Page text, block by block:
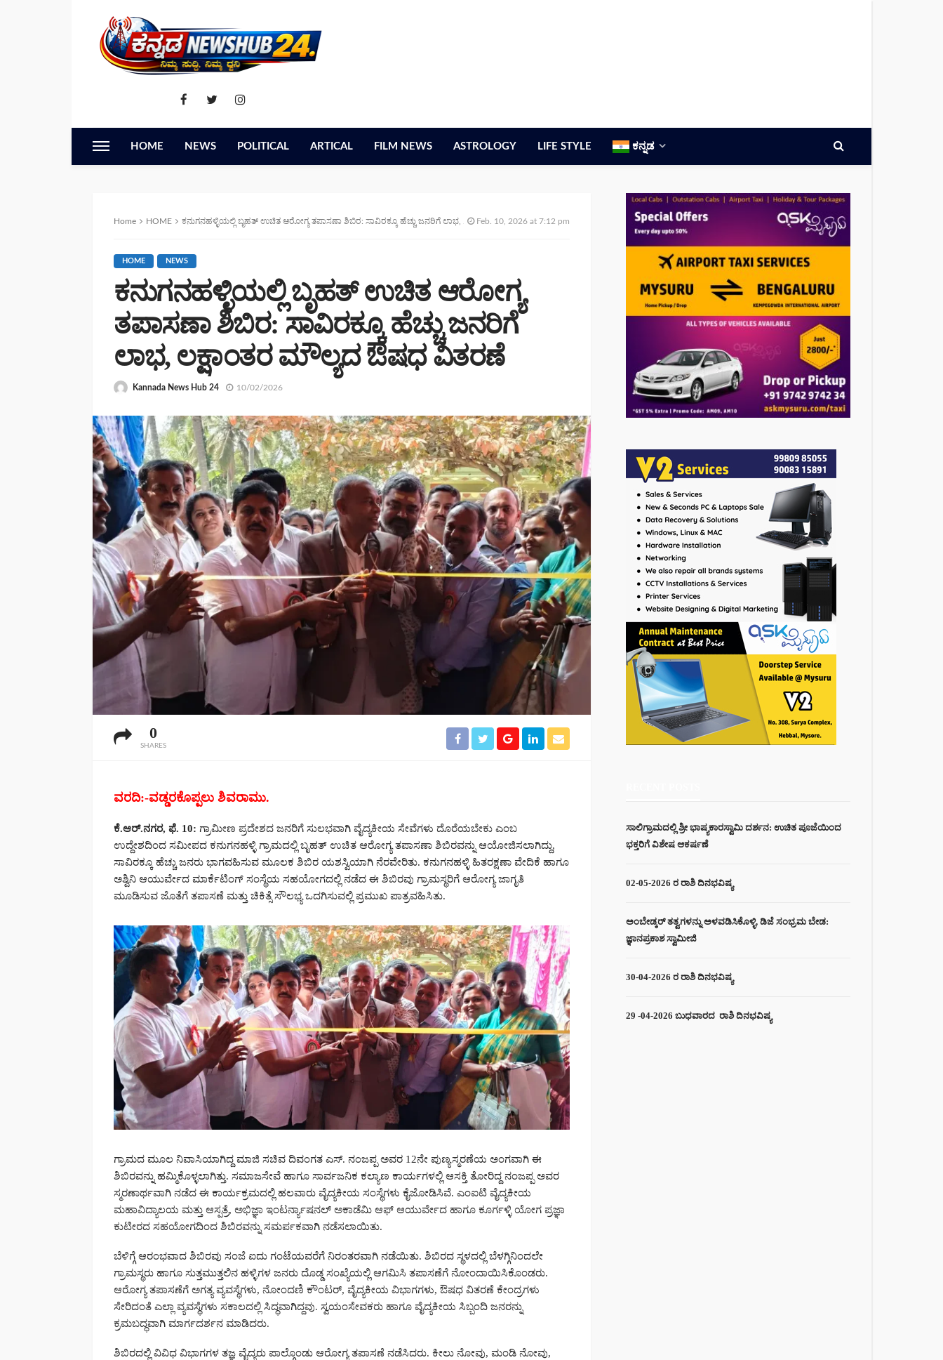
HOME NEWS POLITICAL ARTICAL FILM NEWS ASTROLOGY LIFE STYLE ಕನ್ನಡ
Home HOME ಕನುಗನಹಳ್ಳಿಯಲ್ಲಿ ಬೃಹತ್ ಉಚಿತ ಆರೋಗ್ಯ ತಪಾಸಣಾ ಶಿಬಿರ: ಸಾವಿರಕ್ಕೂ ಹೆಚ್ಚು ಜನರಿಗೆ ಲಾಭ, ಲಕ್ಷಾಂತರ ಮೌಲ್ಯದ ಔಷಧ ವಿತರಣೆ Feb. 10, 2026 at 7:12 pm
HOME NEWS
ಕನುಗನಹಳ್ಳಿಯಲ್ಲಿ ಬೃಹತ್ ಉಚಿತ ಆರೋಗ್ಯ
ತಪಾಸಣಾ ಶಿಬಿರ: ಸಾವಿರಕ್ಕೂ ಹೆಚ್ಚು ಜನರಿಗೆ
ಲಾಭ, ಲಕ್ಷಾಂತರ ಮೌಲ್ಯದ ಔಷಧ ವಿತರಣೆ
Kannada News Hub 24 10/02/2026
0
SHARES
ವರದಿ:-ವಡ್ಡರಕೊಪ್ಪಲು ಶಿವರಾಮು.
ಕೆ.ಆರ್.ನಗರ, ಫೆ. 10: ಗ್ರಾಮೀಣ ಪ್ರದೇಶದ ಜನರಿಗೆ ಸುಲಭವಾಗಿ ವೈದ್ಯಕೀಯ ಸೇವೆಗಳು ದೊರೆಯಬೇಕು ಎಂಬ
ಉದ್ದೇಶದಿಂದ ಸಮೀಪದ ಕನುಗನಹಳ್ಳಿ ಗ್ರಾಮದಲ್ಲಿ ಬೃಹತ್ ಉಚಿತ ಆರೋಗ್ಯ ತಪಾಸಣಾ ಶಿಬಿರವನ್ನು ಆಯೋಜಿಸಲಾಗಿದ್ದು,
ಸಾವಿರಕ್ಕೂ ಹೆಚ್ಚು ಜನರು ಭಾಗವಹಿಸುವ ಮೂಲಕ ಶಿಬಿರ ಯಶಸ್ವಿಯಾಗಿ ನೆರವೇರಿತು. ಕನುಗನಹಳ್ಳಿ ಹಿತರಕ್ಷಣಾ ವೇದಿಕೆ ಹಾಗೂ
ಅಶ್ವಿನಿ ಆಯುರ್ವೇದ ಮಾರ್ಕೆಟಿಂಗ್ ಸಂಸ್ಥೆಯ ಸಹಯೋಗದಲ್ಲಿ ನಡೆದ ಈ ಶಿಬಿರವು ಗ್ರಾಮಸ್ಥರಿಗೆ ಆರೋಗ್ಯ ಜಾಗೃತಿ
ಮೂಡಿಸುವ ಜೊತೆಗೆ ತಪಾಸಣೆ ಮತ್ತು ಚಿಕಿತ್ಸೆ ಸೌಲಭ್ಯ ಒದಗಿಸುವಲ್ಲಿ ಪ್ರಮುಖ ಪಾತ್ರವಹಿಸಿತು.
ಗ್ರಾಮದ ಮೂಲ ನಿವಾಸಿಯಾಗಿದ್ದ ಮಾಜಿ ಸಚಿವ ದಿವಂಗತ ಎಸ್. ನಂಜಪ್ಪ ಅವರ 12ನೇ ಪುಣ್ಯಸ್ಮರಣೆಯ ಅಂಗವಾಗಿ ಈ
ಶಿಬಿರವನ್ನು ಹಮ್ಮಿಕೊಳ್ಳಲಾಗಿತ್ತು. ಸಮಾಜಸೇವೆ ಹಾಗೂ ಸಾರ್ವಜನಿಕ ಕಲ್ಯಾಣ ಕಾರ್ಯಗಳಲ್ಲಿ ಆಸಕ್ತಿ ತೋರಿದ್ದ ನಂಜಪ್ಪ ಅವರ
ಸ್ಮರಣಾರ್ಥವಾಗಿ ನಡೆದ ಈ ಕಾರ್ಯಕ್ರಮದಲ್ಲಿ ಹಲವಾರು ವೈದ್ಯಕೀಯ ಸಂಸ್ಥೆಗಳು ಕೈಜೋಡಿಸಿವೆ. ಎಂಐಟಿ ವೈದ್ಯಕೀಯ
ಮಹಾವಿದ್ಯಾಲಯ ಮತ್ತು ಆಸ್ಪತ್ರೆ, ಅಭಿಜ್ಞಾ ಇಂಟರ್ನ್ಯಾಷನಲ್ ಅಕಾಡೆಮಿ ಆಫ್ ಆಯುರ್ವೇದ ಹಾಗೂ ಕೂರ್ಗಳ್ಳಿ ಯೋಗ ಪ್ರಜ್ಞಾ
ಕುಟೀರದ ಸಹಯೋಗದಿಂದ ಶಿಬಿರವನ್ನು ಸಮರ್ಪಕವಾಗಿ ನಡೆಸಲಾಯಿತು.
ಬೆಳಿಗ್ಗೆ ಆರಂಭವಾದ ಶಿಬಿರವು ಸಂಜೆ ಐದು ಗಂಟೆಯವರೆಗೆ ನಿರಂತರವಾಗಿ ನಡೆಯಿತು. ಶಿಬಿರದ ಸ್ಥಳದಲ್ಲಿ ಬೆಳಗ್ಗಿನಿಂದಲೇ
ಗ್ರಾಮಸ್ಥರು ಹಾಗೂ ಸುತ್ತಮುತ್ತಲಿನ ಹಳ್ಳಿಗಳ ಜನರು ದೊಡ್ಡ ಸಂಖ್ಯೆಯಲ್ಲಿ ಆಗಮಿಸಿ ತಪಾಸಣೆಗೆ ನೋಂದಾಯಿಸಿಕೊಂಡರು.
ಆರೋಗ್ಯ ತಪಾಸಣೆಗೆ ಅಗತ್ಯ ವ್ಯವಸ್ಥೆಗಳು, ನೋಂದಣಿ ಕೌಂಟರ್, ವೈದ್ಯಕೀಯ ವಿಭಾಗಗಳು, ಔಷಧ ವಿತರಣೆ ಕೇಂದ್ರಗಳು
ಸೇರಿದಂತೆ ಎಲ್ಲಾ ವ್ಯವಸ್ಥೆಗಳು ಸಕಾಲದಲ್ಲಿ ಸಿದ್ಧವಾಗಿದ್ದವು. ಸ್ವಯಂಸೇವಕರು ಹಾಗೂ ವೈದ್ಯಕೀಯ ಸಿಬ್ಬಂದಿ ಜನರನ್ನು
ಕ್ರಮಬದ್ಧವಾಗಿ ಮಾರ್ಗದರ್ಶನ ಮಾಡಿದರು.
ಶಿಬಿರದಲ್ಲಿ ವಿವಿಧ ವಿಭಾಗಗಳ ತಜ್ಞ ವೈದ್ಯರು ಪಾಲ್ಗೊಂಡು ಆರೋಗ್ಯ ತಪಾಸಣೆ ನಡೆಸಿದರು. ಕೀಲು ನೋವು, ಮಂಡಿ ನೋವು,
ಸಾಲಿಗ್ರಾಮದಲ್ಲಿ ಶ್ರೀ ಭಾಷ್ಯಕಾರಸ್ವಾಮಿ ದರ್ಶನ: ಉಚಿತ ಪೂಜೆಯಿಂದ
ಭಕ್ತರಿಗೆ ವಿಶೇಷ ಆಕರ್ಷಣೆ
02-05-2026 ರ ರಾಶಿ ದಿನಭವಿಷ್ಯ
ಅಂಬೇಡ್ಕರ್ ತತ್ವಗಳನ್ನು ಅಳವಡಿಸಿಕೊಳ್ಳಿ, ಡಿಜೆ ಸಂಭ್ರಮ ಬೇಡ:
ಜ್ಞಾನಪ್ರಕಾಶ ಸ್ವಾಮೀಜಿ
30-04-2026 ರ ರಾಶಿ ದಿನಭವಿಷ್ಯ
29 -04-2026 ಬುಧವಾರದ ರಾಶಿ ದಿನಭವಿಷ್ಯ